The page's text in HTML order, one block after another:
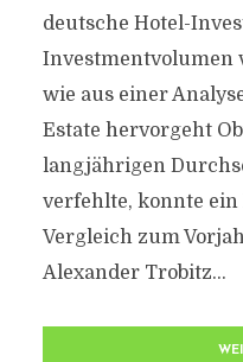
deutsche Hotel-
Investmentvolumen
wie aus einer
Estate hervorgeht
langjährigen
verfehlte, konnte ein
Vergleich zum
Alexander Trobitz...